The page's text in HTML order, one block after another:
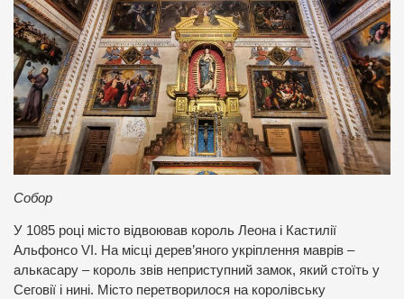
Собор
У 1085 році місто відвоював король Леона і Кастилії
Альфонсо VI. На місці дерев’яного укріплення маврів –
алькасару – король звів неприступний замок, який стоїть у
Сеговії і нині. Місто перетворилося на королівську